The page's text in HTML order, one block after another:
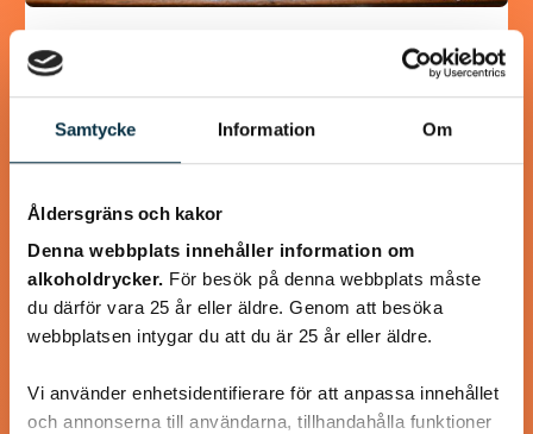
Samtycke Information Om
Åldersgräns och kakor
Denna webbplats innehåller information om
alkoholdrycker. För besök på denna webbplats måste
du därför vara 25 år eller äldre. Genom att besöka
webbplatsen intygar du att du är 25 år eller äldre.
Vi använder enhetsidentifierare för att anpassa innehållet
och annonserna till användarna, tillhandahålla funktioner
Turkisk köfte
En längtan till Turkisk mat
@heartfriend